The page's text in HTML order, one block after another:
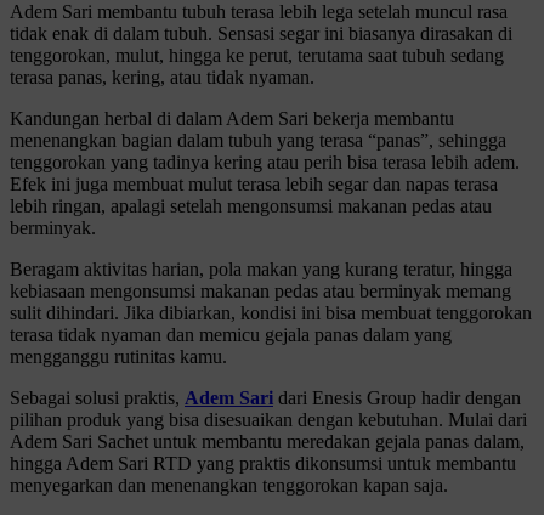
Adem Sari membantu tubuh terasa lebih lega setelah muncul rasa
tidak enak di dalam tubuh. Sensasi segar ini biasanya dirasakan di
tenggorokan, mulut, hingga ke perut, terutama saat tubuh sedang
terasa panas, kering, atau tidak nyaman.
Kandungan herbal di dalam Adem Sari bekerja membantu
menenangkan bagian dalam tubuh yang terasa “panas”, sehingga
tenggorokan yang tadinya kering atau perih bisa terasa lebih adem.
Efek ini juga membuat mulut terasa lebih segar dan napas terasa
lebih ringan, apalagi setelah mengonsumsi makanan pedas atau
berminyak.
Beragam aktivitas harian, pola makan yang kurang teratur, hingga
kebiasaan mengonsumsi makanan pedas atau berminyak memang
sulit dihindari. Jika dibiarkan, kondisi ini bisa membuat tenggorokan
terasa tidak nyaman dan memicu gejala panas dalam yang
mengganggu rutinitas kamu.
Sebagai solusi praktis, Adem Sari dari Enesis Group hadir dengan
pilihan produk yang bisa disesuaikan dengan kebutuhan. Mulai dari
Adem Sari Sachet untuk membantu meredakan gejala panas dalam,
hingga Adem Sari RTD yang praktis dikonsumsi untuk membantu
menyegarkan dan menenangkan tenggorokan kapan saja.